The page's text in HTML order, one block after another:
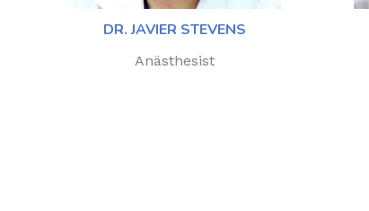
DR. JAVIER STEVENS
Anästhesist